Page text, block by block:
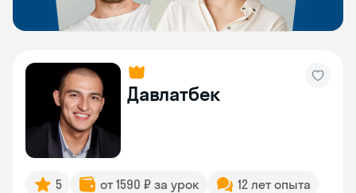
Давлатбек
5 от 1590 ₽ за урок
12 лет опыта